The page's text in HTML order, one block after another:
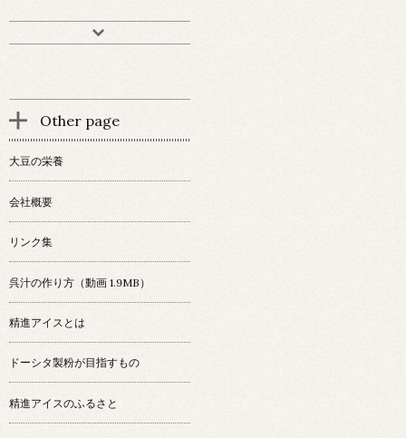
Other page
大豆の栄養
会社概要
リンク集
呉汁の作り方（動画 1.9MB）
精進アイスとは
ドーシタ製粉が目指すもの
精進アイスのふるさと